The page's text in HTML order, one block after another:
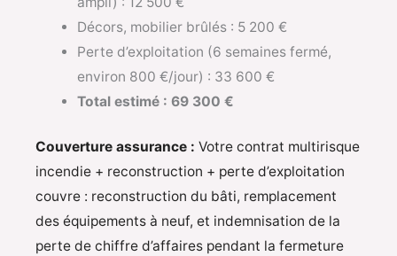
Décors, mobilier brûlés : 5 200 €
Perte d’exploitation (6 semaines fermé,
environ 800 €/jour) : 33 600 €
Total estimé : 69 300 €
Couverture assurance : Votre contrat multirisque
incendie + reconstruction + perte d’exploitation
couvre : reconstruction du bâti, remplacement
des équipements à neuf, et indemnisation de la
perte de chiffre d’affaires pendant la fermeture